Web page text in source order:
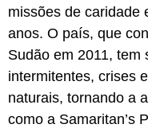
missões de caridade
anos. O país, que
Sudão em 2011, tem
intermitentes, crises
naturais, tornando a
como a Samaritan’s